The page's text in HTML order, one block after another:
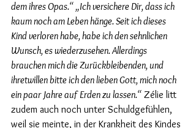
dem ihres Opas.“ „Ich versichere Dir, dass ich
kaum noch am Leben hänge. Seit ich dieses
Kind verloren habe, habe ich den sehnlichen
Wunsch, es wiederzusehen. Allerdings
brauchen mich die Zurückbleibenden, und
ihretwillen bitte ich den lieben Gott, mich noch
ein paar Jahre auf Erden zu lassen.“ Zélie litt
zudem auch noch unter Schuldgefühlen,
weil sie meinte, in der Krankheit des Kindes